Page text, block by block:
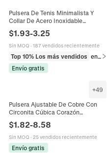
Pulsera De Tenis Minimalista Y
Collar De Acero Inoxidable
Chapado En Oro De 18K Circonita
Ajustable Para Mujer
$1.93-3.25
Sin MOQ · 187 vendidos recientemente
Top 10% Los más vendidos
en Pulseras
Envío gratis
+49
Pulsera Ajustable De Cobre Con
Circonita Cúbica Corazón
Cuadrado Geométrico Joyería De
Moda Minimalista Para Mujer
$1.82-8.58
Sin MOQ · 25 vendidos recientemente
Envío gratis